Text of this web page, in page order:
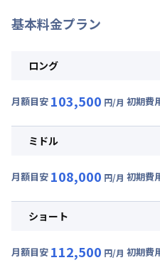
基本料金プラン
ロング
月額目安 103,500 円/月 初期費
月額賃料目安(30日利用)
光熱費他 : 0円/月 (0円/日) ※賃
その他費用 :
初期費用
ミドル
月額目安 108,000 円/月 初期費
月額賃料目安(30日利用)
光熱費他 : 0円/月 (0円/日) ※賃
ショート
月額目安 112,500 円/月 初期費